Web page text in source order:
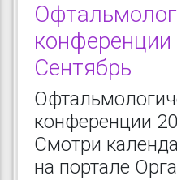
Сентябрь
конференции
Смотри
на портале